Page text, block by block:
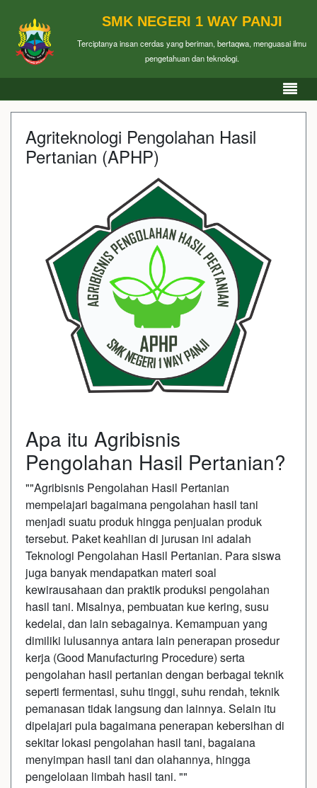
SMK NEGERI 1 WAY PANJI
Terciptanya insan cerdas yang beriman, bertaqwa, menguasai ilmu
pengetahuan dan teknologi.
Agriteknologi Pengolahan Hasil
Pertanian (APHP)
Apa itu Agribisnis
Pengolahan Hasil Pertanian?
""Agribisnis Pengolahan Hasil Pertanian
mempelajari bagaimana pengolahan hasil tani
menjadi suatu produk hingga penjualan produk
tersebut. Paket keahlian di jurusan ini adalah
Teknologi Pengolahan Hasil Pertanian. Para siswa
juga banyak mendapatkan materi soal
kewirausahaan dan praktik produksi pengolahan
hasil tani. Misalnya, pembuatan kue kering, susu
kedelai, dan lain sebagainya. Kemampuan yang
dimiliki lulusannya antara lain penerapan prosedur
kerja (Good Manufacturing Procedure) serta
pengolahan hasil pertanian dengan berbagai teknik
seperti fermentasi, suhu tinggi, suhu rendah, teknik
pemanasan tidak langsung dan lainnya. Selain itu
dipelajari pula bagaimana penerapan kebersihan di
sekitar lokasi pengolahan hasil tani, bagaiana
menyimpan hasil tani dan olahannya, hingga
pengelolaan limbah hasil tani. ""